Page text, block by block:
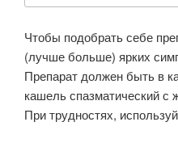
Чтобы подобрать себе
(лучше больше) ярких
Препарат должен быть в
кашель спазматический с
При трудностях,